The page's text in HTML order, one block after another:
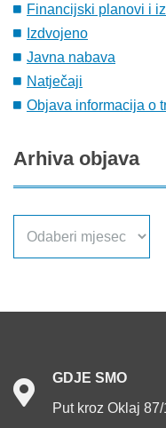
Financijski planovi i
Izdvojeno
Javna nabava
Natječaji
Objava informacija o
Arhiva objava
GDJE SMO
Put kroz Oklaj